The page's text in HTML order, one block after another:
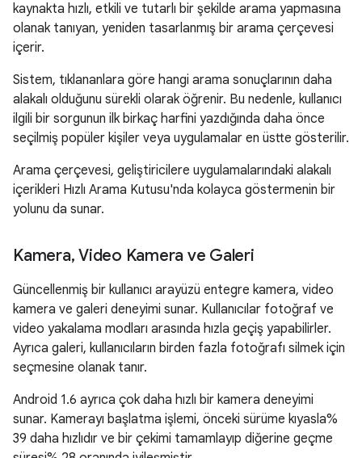
kaynakta hızlı, etkili ve tutarlı bir şekilde arama yapmasına
olanak tanıyan, yeniden tasarlanmış bir arama çerçevesi
içerir.
Sistem, tıklananlara göre hangi arama sonuçlarının daha
alakalı olduğunu sürekli olarak öğrenir. Bu nedenle, kullanıcı
ilgili bir sorgunun ilk birkaç harfini yazdığında daha önce
seçilmiş popüler kişiler veya uygulamalar en üstte gösterilir.
Arama çerçevesi, geliştiricilere uygulamalarındaki alakalı
içerikleri Hızlı Arama Kutusu'nda kolayca göstermenin bir
yolunu da sunar.
Kamera, Video Kamera ve Galeri
Güncellenmiş bir kullanıcı arayüzü entegre kamera, video
kamera ve galeri deneyimi sunar. Kullanıcılar fotoğraf ve
video yakalama modları arasında hızla geçiş yapabilirler.
Ayrıca galeri, kullanıcıların birden fazla fotoğrafı silmek için
seçmesine olanak tanır.
Android 1.6 ayrıca çok daha hızlı bir kamera deneyimi
sunar. Kamerayı başlatma işlemi, önceki sürüme kıyasla%
39 daha hızlıdır ve bir çekimi tamamlayıp diğerine geçme